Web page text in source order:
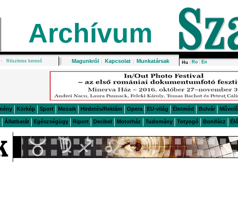
Archívum
Részletes kereső Magunkról | Kapcsolat | Munkatársak Hu Ro En
Körkép Sport Mozaik Hirdetés/Reklám Opera EU-világ Életmód Bulvár
Állatbarát Egészségügy Riport Decibel Motorház Tudomány Totyogó Bonifácz